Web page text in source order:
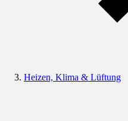
Heizen, Klima & Lüftung